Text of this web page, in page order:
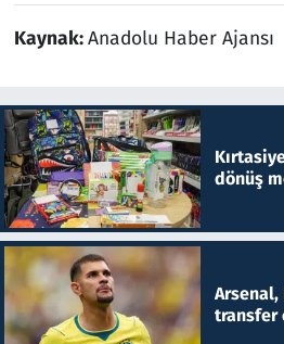
Kaynak:Anadolu Haber Ajansı
dönüş
Arsenal,
transfer